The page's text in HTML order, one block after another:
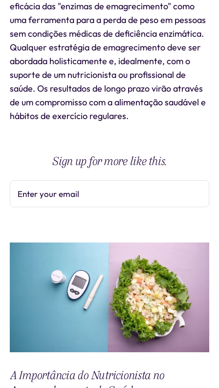
eficácia das "enzimas de emagrecimento" como
uma ferramenta para a perda de peso em pessoas
sem condições médicas de deficiência enzimática.
Qualquer estratégia de emagrecimento deve ser
abordada holisticamente e, idealmente, com o
suporte de um nutricionista ou profissional de
saúde. Os resultados de longo prazo virão através
de um compromisso com a alimentação saudável e
hábitos de exercício regulares.
Sign up for more like this.
Enter your email
A Importância do Nutricionista no